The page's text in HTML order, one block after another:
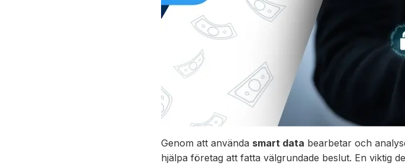
Genom att använda smart data bearbetar och
hjälpa företag att fatta välgrundade beslut. En viktig